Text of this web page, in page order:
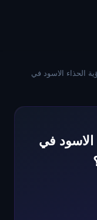
الحذاء الاسود في
الاسود في